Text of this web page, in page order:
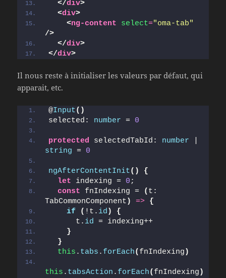
</div>
<div>
<ng-content select="oma-tab"
/>
</div>
</div>
Il nous reste à initialiser les valeurs par défaut, qui
apparait, etc.
@Input( )
selected: number = 0
protected selectedTabId: number
string = 0
ngAfterContentInit( )
{
let indexing = 0 ;
const fnIndexing = ( t:
TabCommonComponent ) => {
if
( !t. id )
{
      t.
id = indexing++
}
}
this . tabs . forEach( fnIndexing )
this . tabsAction . forEach( fnIndexing )